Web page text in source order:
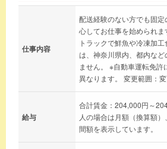
仕事内容
配送経験のない方でも固
心してお仕事を始められま
トラックで鮮魚や冷凍加
は、神奈川県内、都内な
ません。 ※自動車運転免
異なります。 変更範囲：
給与
合計賃金：204,000円～
人の場合は月額（換算額
間額を表示しています。